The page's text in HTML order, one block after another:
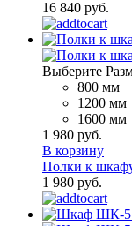
16 840 руб.
Выберите
800 мм
1200 мм
1600 мм
1 980 руб.
В корзину
Полки к
1 980 руб.